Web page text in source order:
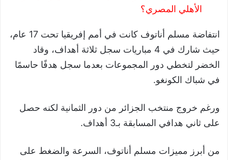
الأهلي المصري؟
انتفاضة مسلم أناتوف كانت في أمم إفريقيا تحت 17 عام،
حيث شارك في 4 مباريات سجل ثلاثة أهداف، وقاد
الخضر لتخطي دور المجموعات بعدما سجل هدفًا حاسمًا
في شباك الكونغو.
ورغم خروج منتخب الجزائر من دور الثمانية لكنه حصل
على ثاني هدافي المسابقة بـ3 أهداف.
من أبرز مميزات مسلم أناتوف، السرعة والضغط على